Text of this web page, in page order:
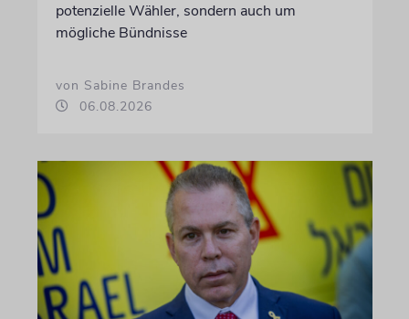
potenzielle Wähler, sondern auch um
mögliche Bündnisse
von Sabine Brandes
06.08.2026